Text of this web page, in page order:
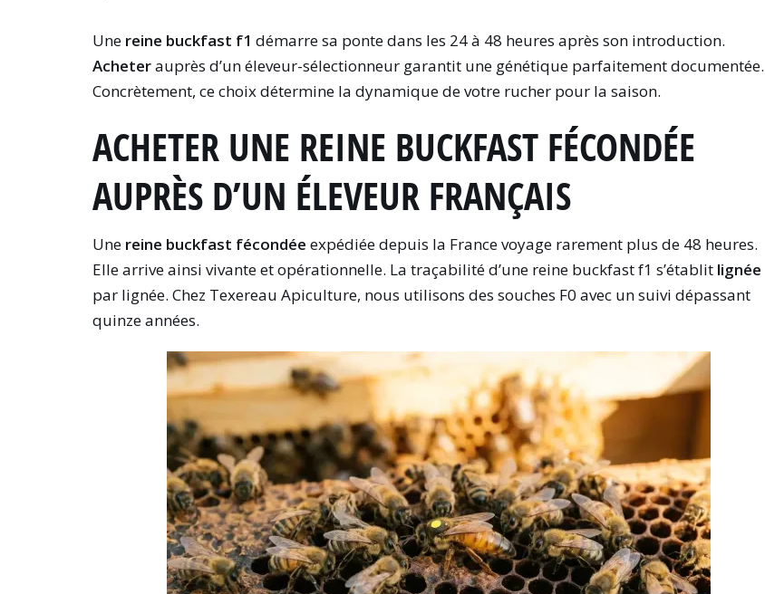
Une reine buckfast f1 démarre sa ponte dans les 24 à 48 heures après son introduction.
Acheterauprès d’un éleveur-sélectionneur garantit une génétique parfaitement documentée.
Concrètement, ce choix détermine la dynamique de votre rucher pour la saison.
ACHETER UNE REINE BUCKFAST FÉCONDÉE
AUPRÈS D’UN ÉLEVEUR FRANÇAIS
Une reine buckfast fécondée expédiée depuis la France voyage rarement plus de 48 heures.
Elle arrive ainsi vivante et opérationnelle. La traçabilité d’une reine buckfast f1 s’établit lignée
par lignée. Chez Texereau Apiculture, nous utilisons des souches F0 avec un suivi dépassant
quinze années.